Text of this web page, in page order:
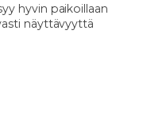
hyvin paikoillaan
näyttävyyttä